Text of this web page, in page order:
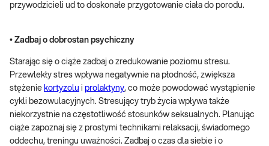
przywodzicieli ud to doskonałe przygotowanie ciała do porodu.
• Zadbaj o dobrostan psychiczny
Starając się o ciąże zadbaj o zredukowanie poziomu stresu.
Przewlekły stres wpływa negatywnie na płodność, zwiększa
stężenie kortyzolu i prolaktyny, co może powodować wystąpienie
cykli bezowulacyjnych. Stresujący tryb życia wpływa także
niekorzystnie na częstotliwość stosunków seksualnych. Planując
ciąże zapoznaj się z prostymi technikami relaksacji, świadomego
oddechu, treningu uważności. Zadbaj o czas dla siebie i o